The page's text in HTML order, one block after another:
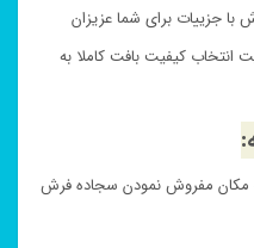
با جزییات برای شما عزیزان
انتخاب کیفیت بافت کاملا به
مکان مفروش نمودن سجاده فرش